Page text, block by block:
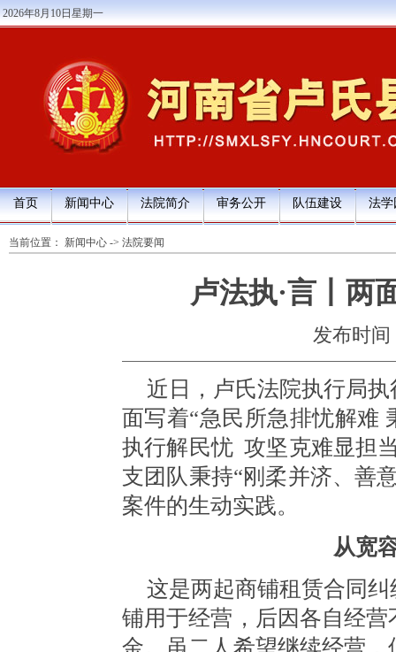
2026年8月10日星期一
首页 新闻中心 法院简介 审务公开 队伍建设 法学
当前位置： 新闻中心 -> 法院要闻
卢法执·言丨两
发布时间
近日，卢氏法院执行局
面写着“急民所急排忧解难
执行解民忧 攻坚克难显担
支团队秉持“刚柔并济、善
案件的生动实践。
从宽
这是两起商铺租赁合同
铺用于经营，后因各自经
金。虽二人希望继续经营